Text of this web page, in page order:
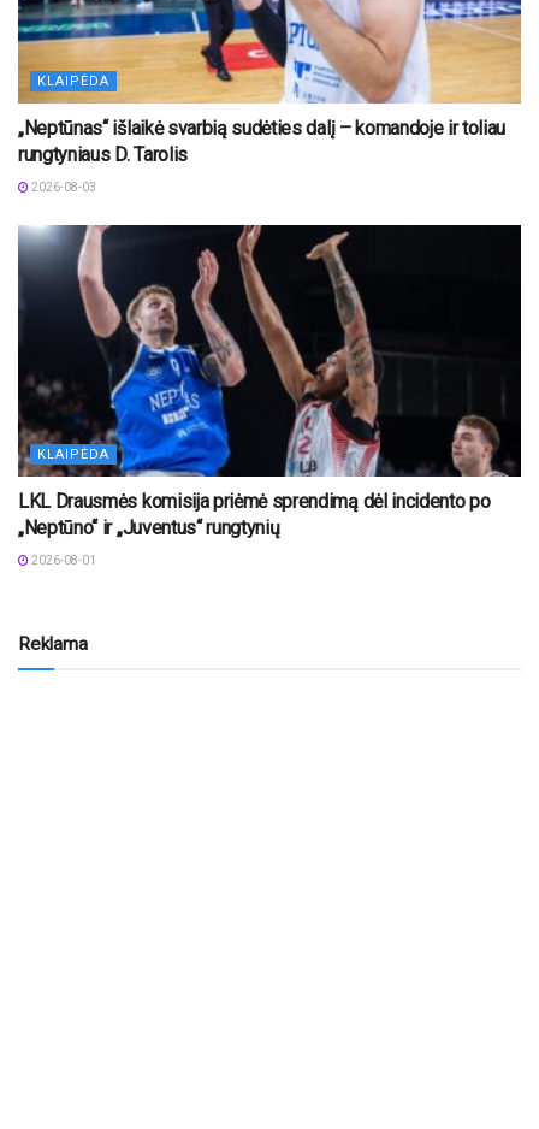
KLAIPĖDA
„Neptūnas“ išlaikė svarbią sudėties dalį – komandoje ir toliau
rungtyniaus D. Tarolis
2026-08-03
KLAIPĖDA
LKL Drausmės komisija priėmė sprendimą dėl incidento po
„Neptūno“ ir „Juventus“ rungtynių
2026-08-01
Reklama